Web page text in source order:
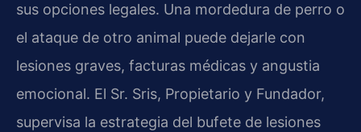
sus opciones legales. Una mordedura de perro o
el ataque de otro animal puede dejarle con
lesiones graves, facturas médicas y angustia
emocional. El Sr. Sris, Propietario y Fundador,
supervisa la estrategia del bufete de lesiones